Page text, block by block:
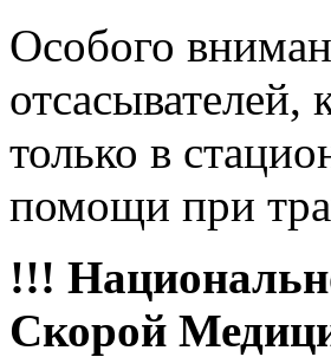
Особого
отсасывателей,
только в
помощи при
!!!
Скорой